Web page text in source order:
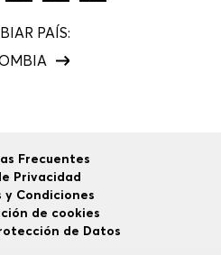
PAÍS:
Frecuentes
Privacidad
y Condiciones
de cookies
de Datos